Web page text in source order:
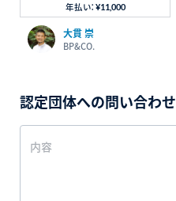
年払い： ¥11,000
大貫 崇
BP&CO.
認定団体への問い合わせ